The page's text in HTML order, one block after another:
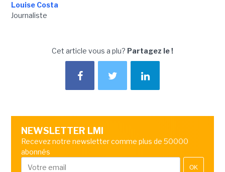
Louise Costa
Journaliste
Cet article vous a plu? Partagez le !
NEWSLETTER LMI
Recevez notre newsletter comme plus de 50000
abonnés
OK